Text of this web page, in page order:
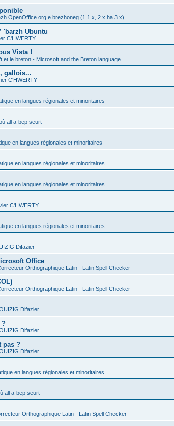
OpenOffice.org e brezhoneg (1.1.x, 2.x ha 3.x)
'barzh Ubuntu
C'HWERTY
Vista !
et le breton - Microsoft and the Breton language
gallois...
C'HWERTY
en langues régionales et minoritaires
all a-bep seurt
en langues régionales et minoritaires
en langues régionales et minoritaires
en langues régionales et minoritaires
C'HWERTY
en langues régionales et minoritaires
Difazier
Office
Orthographique Latin - Latin Spell Checker
Orthographique Latin - Latin Spell Checker
Difazier
?
Difazier
pas ?
Difazier
en langues régionales et minoritaires
all a-bep seurt
Orthographique Latin - Latin Spell Checker